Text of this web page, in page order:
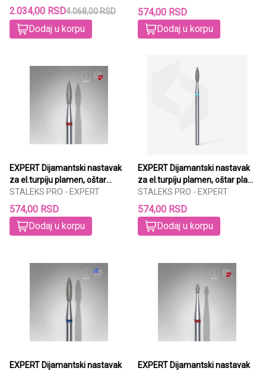
2.034,00 RSD4.068,00 RSD
Dodaj u korpu
574,00 RSD
Dodaj u korpu
EXPERT Dijamantski nastavak
za el.turpiju plamen, oštar
crveni 2,1mm/8mm
STALEKS PRO - EXPERT
574,00 RSD
Dodaj u korpu
EXPERT Dijamantski nastavak
za el.turpiju plamen, oštar plavi
2,1mm/8mm
STALEKS PRO - EXPERT
574,00 RSD
Dodaj u korpu
EXPERT Dijamantski nastavak
EXPERT Dijamantski nastavak